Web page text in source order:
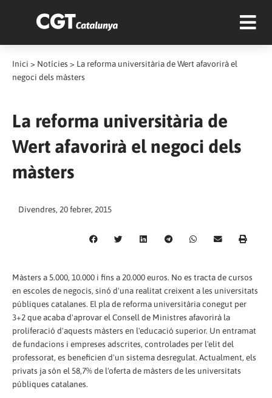
Inici > Notícies > La reforma universitària de Wert afavorirà el
negoci dels màsters
La reforma universitària de
Wert afavorirà el negoci dels
màsters
Divendres, 20 febrer, 2015
Màsters a 5.000, 10.000 i fins a 20.000 euros. No es tracta de cursos
en escoles de negocis, sinó d'una realitat creixent a les universitats
públiques catalanes. El pla de reforma universitària conegut per
3+2 que acaba d'aprovar el Consell de Ministres afavorirà la
proliferació d'aquests màsters en l'educació superior. Un entramat
de fundacions i empreses adscrites, controlades per l'elit del
professorat, es beneficien d'un sistema desregulat. Actualment, els
privats ja són el 58,7% de l'oferta de màsters de les universitats
públiques catalanes.